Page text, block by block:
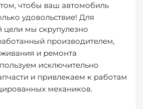
чтобы ваш автомобиль
удовольствие! Для
цели мы скрупулезно
производителем,
и ремонта
исключительно
и привлекаем к работам
механиков.